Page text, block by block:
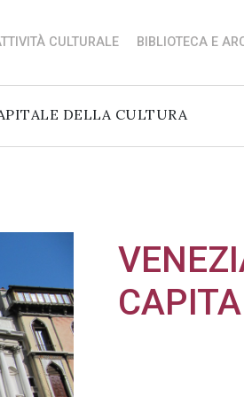
CULTURALE BIBLIOTECA E
DELLA CULTURA